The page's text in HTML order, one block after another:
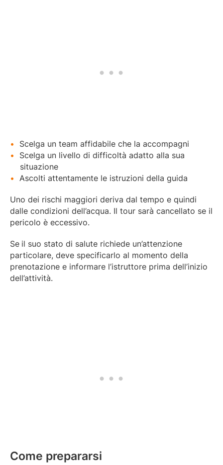
Scelga un team affidabile che la accompagni
Scelga un livello di difficoltà adatto alla sua
situazione
Ascolti attentamente le istruzioni della guida
Uno dei rischi maggiori deriva dal tempo e quindi
dalle condizioni dell’acqua. Il tour sarà cancellato se il
pericolo è eccessivo.
Se il suo stato di salute richiede un’attenzione
particolare, deve specificarlo al momento della
prenotazione e informare l’istruttore prima dell’inizio
dell’attività.
Come prepararsi